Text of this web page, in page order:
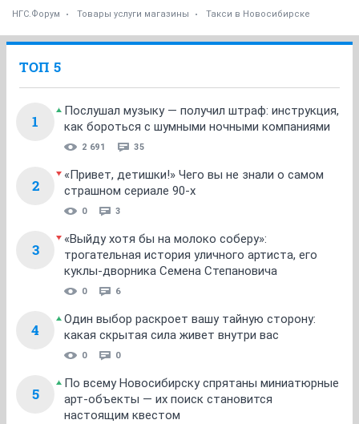
НГС.Форум Товары услуги магазины Такси в Новосибирске
ТОП 5
1
Послушал музыку — получил штраф: инструкция,
как бороться с шумными ночными компаниями
2 691 35
2
«Привет, детишки!» Чего вы не знали о самом
страшном сериале 90-х
0 3
3
«Выйду хотя бы на молоко соберу»:
трогательная история уличного артиста, его
куклы-дворника Семена Степановича
0 6
4
Один выбор раскроет вашу тайную сторону:
какая скрытая сила живет внутри вас
0 0
5
По всему Новосибирску спрятаны миниатюрные
арт-объекты — их поиск становится
настоящим квестом